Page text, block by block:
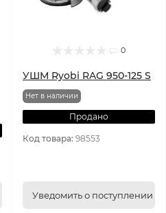
0
УШМ Ryobi RAG 950-125 S
Нет в наличии
Продано
Код товара: 98553
Уведомить о поступлении